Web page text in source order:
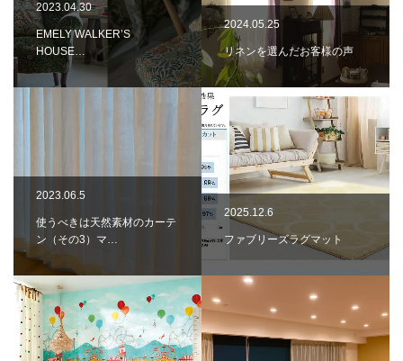
2023.04.30
EMELY WALKER’S
HOUSE…
2024.05.25
リネンを選んだお客様の声
2023.06.5
使うべきは天然素材のカーテ
ン（その3）マ…
2025.12.6
ファブリーズラグマット